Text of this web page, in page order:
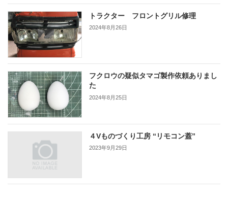
トラクター フロントグリル修理
2024年8月26日
フクロウの疑似タマゴ製作依頼ありまし
た
2024年8月25日
４Vものづくり工房 “リモコン蓋”
2023年9月29日